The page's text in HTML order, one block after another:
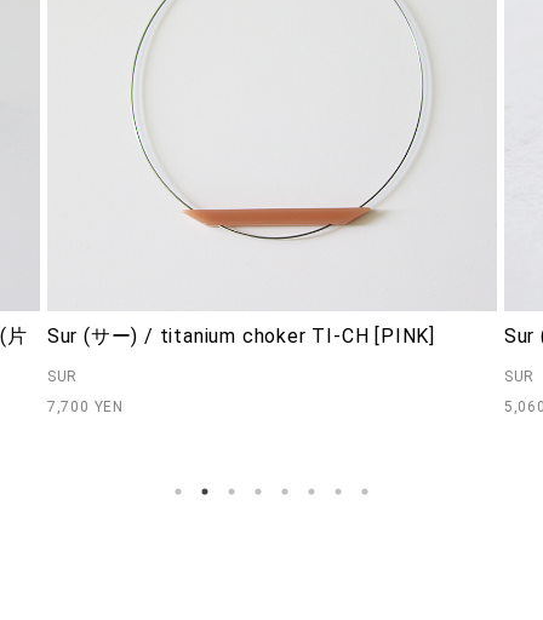
片 Sur (サー) / titanium choker TI-CH [PINK]
SUR
7,700 YEN
Sur
SUR